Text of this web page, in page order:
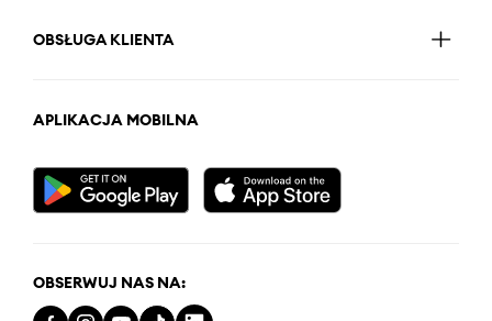
OBSŁUGA KLIENTA
APLIKACJA MOBILNA
OBSERWUJ NAS NA: